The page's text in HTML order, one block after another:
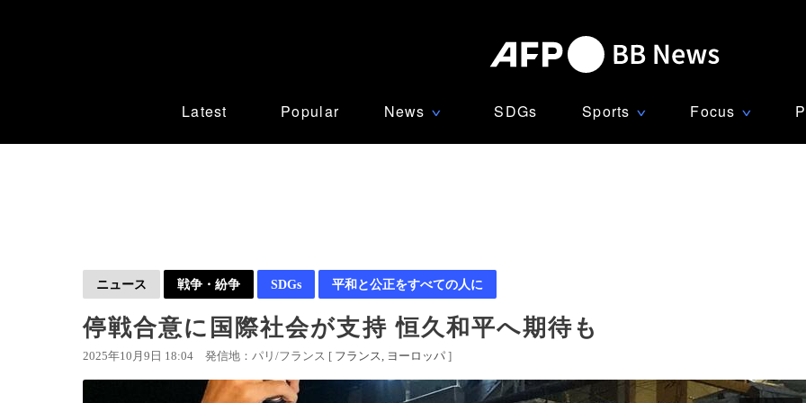
Latest Popular News ∨ SDGs Sports ∨ Focus ∨
ニュース 戦争・紛争 SDGs 平和と公正をすべての人に
停戦合意に国際社会が支持 恒久和平へ期待も
2025年10月9日 18:04 発信地：パリ/フランス [ フランス ヨーロッパ ]